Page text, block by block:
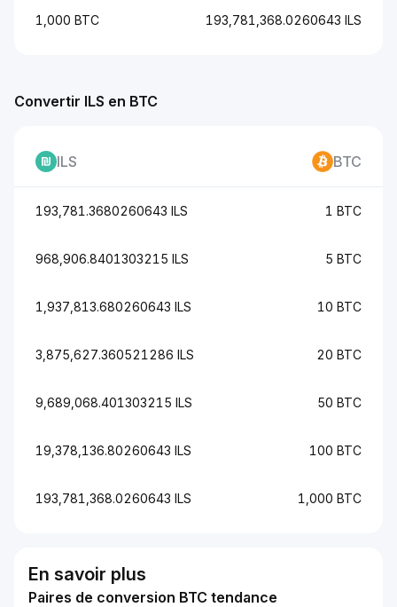
1,000 BTC 193,781,368.0260643 ILS
Convertir ILS en BTC
ILS BTC
193,781.3680260643 ILS 1 BTC
968,906.8401303215 ILS 5 BTC
1,937,813.680260643 ILS 10 BTC
3,875,627.360521286 ILS 20 BTC
9,689,068.401303215 ILS 50 BTC
19,378,136.80260643 ILS 100 BTC
193,781,368.0260643 ILS 1,000 BTC
En savoir plus
Paires de conversion BTC tendance